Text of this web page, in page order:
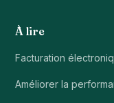
À lire
Facturation
Améliorer la